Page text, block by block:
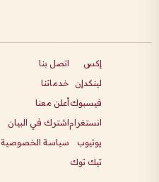
إكس
لينكدإن
فيسبوك
انستغرام
يوتيوب
تيك توك
اتصل بنا
خدماتنا
أعلن معنا
اشترك في البيان
سياسة الخصوصية